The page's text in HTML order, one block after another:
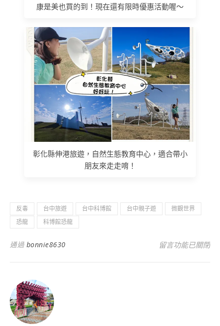
康是美也買的到！現在還有限時優惠活動喔～
彰化縣伸港旅遊，自然生態教育中心，適合帶小
朋友來走走唷！
反毒 台中旅遊 台中科博館 台中親子遊
微觀世界
恐龍
科博館恐龍
通過 bonnie8630 在〈2024龍年行
留言功能已關閉